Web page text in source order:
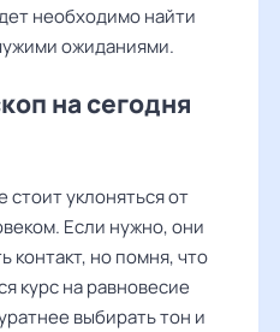
необходимо найти
ожиданиями.
на сегодня
стоит уклоняться от
Если нужно, они
контакт, но помня, что
курс на равновесие
выбирать тон и